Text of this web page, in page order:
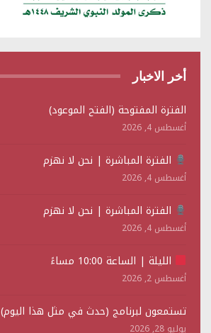
أخر الاخبار
الفترة المفتوحة (الفتح الموعود)
أغسطس 4, 2026
الفترة المباشرة | نحن لا نهزم
أغسطس 4, 2026
الفترة المباشرة | نحن لا نهزم
أغسطس 4, 2026
الليلة | الساعة 10:00 مساءً
أغسطس 2, 2026
تستمعون لبرنامج (حدث في مثل هذا اليوم)
يوليو 28, 2026